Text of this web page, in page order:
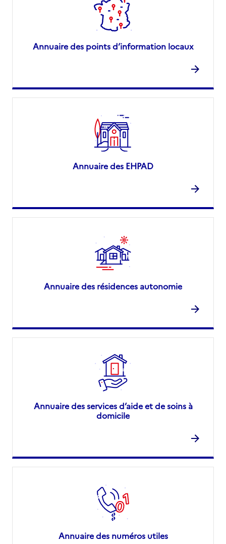
Annuaire des points d’information locaux
Annuaire des EHPAD
Annuaire des résidences autonomie
Annuaire des services d’aide et de soins à
domicile
Annuaire des numéros utiles